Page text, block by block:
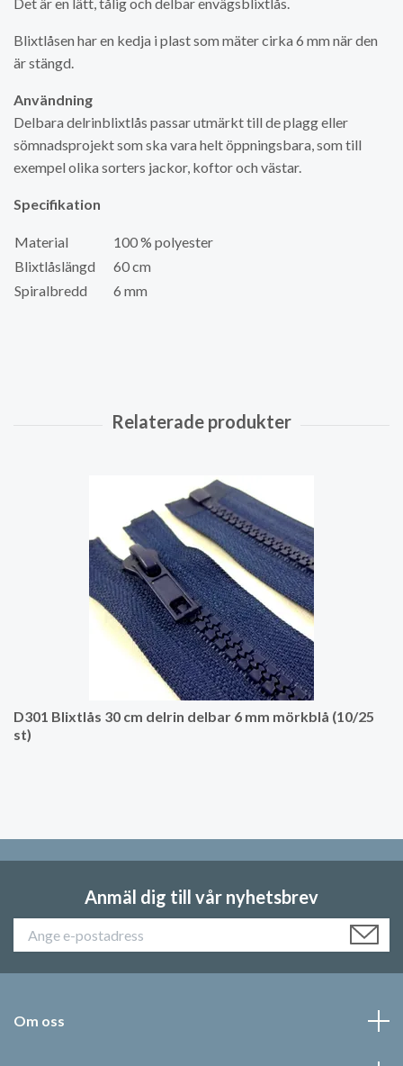
Det är en lätt, tålig och delbar envägsblixtlås.
Blixtlåsen har en kedja i plast som mäter cirka 6 mm när den
är stängd.
Användning
Delbara delrinblixtlås passar utmärkt till de plagg eller
sömnadsprojekt som ska vara helt öppningsbara, som till
exempel olika sorters jackor, koftor och västar.
Specifikation
Material
100 % polyester
Blixtlåslängd
60 cm
Spiralbredd
6 mm
D301 Blixtlås 30 cm delrin delbar 6 mm mörkblå (10/25
st)
Anmäl dig till vår nyhetsbrev
Om oss